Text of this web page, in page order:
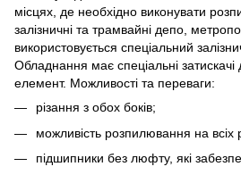
місцях, де необхідно виконувати
залізничні та трамвайні депо,
використовується спеціальний
Обладнання має спеціальні затискачі
елемент. Можливості та переваги:
різання з обох боків;
можливість розпилювання на всіх
підшипники без люфту, які